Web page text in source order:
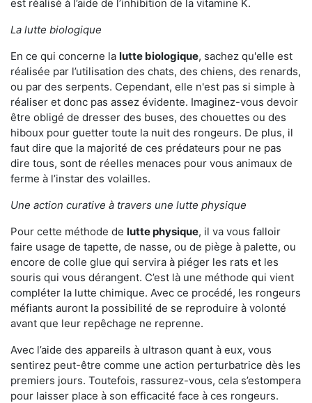
est réalisé à l’aide de l’inhibition de la vitamine K.
La lutte biologique
En ce qui concerne la lutte biologique, sachez qu'elle est
réalisée par l’utilisation des chats, des chiens, des renards,
ou par des serpents. Cependant, elle n'est pas si simple à
réaliser et donc pas assez évidente. Imaginez-vous devoir
être obligé de dresser des buses, des chouettes ou des
hiboux pour guetter toute la nuit des rongeurs. De plus, il
faut dire que la majorité de ces prédateurs pour ne pas
dire tous, sont de réelles menaces pour vous animaux de
ferme à l’instar des volailles.
Une action curative à travers une lutte physique
Pour cette méthode de lutte physique, il va vous falloir
faire usage de tapette, de nasse, ou de piège à palette, ou
encore de colle glue qui servira à piéger les rats et les
souris qui vous dérangent. C’est là une méthode qui vient
compléter la lutte chimique. Avec ce procédé, les rongeurs
méfiants auront la possibilité de se reproduire à volonté
avant que leur repêchage ne reprenne.
Avec l’aide des appareils à ultrason quant à eux, vous
sentirez peut-être comme une action perturbatrice dès les
premiers jours. Toutefois, rassurez-vous, cela s’estompera
pour laisser place à son efficacité face à ces rongeurs.